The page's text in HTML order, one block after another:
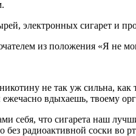
электронных сигарет и
из положения «Я не
не так уж сильна,
вдыхаешь, твоему
себя, что сигарета наш
радиоактивной соски во